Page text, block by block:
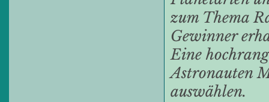
zum Thema
Gewinner
Eine
Astronauten
auswählen.